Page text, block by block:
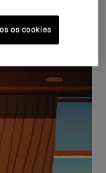
os cookies